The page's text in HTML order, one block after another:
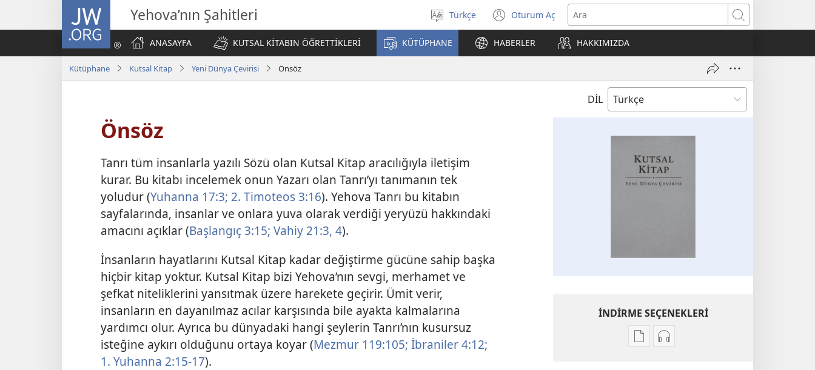
JW.ORG Yehova’nın Şahitleri
Dil
seçin
Türkçe Oturum Aç
(yeni
pencere
açar)
Ara
ANASAYFA
KUTSAL KİTABIN ÖĞRETTİKLERİ KÜTÜPHANE HABERLER HAKKIMIZDA
Kütüphane Kutsal Kitap Yeni Dünya Çevirisi Önsöz
DİL
Önsöz
Tanrı tüm insanlarla yazılı Sözü olan Kutsal Kitap aracılığıyla iletişim
kurar. Bu kitabı incelemek onun Yazarı olan Tanrı’yı tanımanın tek
yoludur (Yuhanna 17:3; 2. Timoteos 3:16). Yehova Tanrı bu kitabın
sayfalarında, insanlar ve onlara yuva olarak verdiği yeryüzü hakkındaki
amacını açıklar (Başlangıç 3:15; Vahiy 21:3, 4).
İnsanların hayatlarını Kutsal Kitap kadar değiştirme gücüne sahip başka
hiçbir kitap yoktur. Kutsal Kitap bizi Yehova’nın sevgi, merhamet ve
şefkat niteliklerini yansıtmak üzere harekete geçirir. Ümit verir,
insanların en dayanılmaz acılar karşısında bile ayakta kalmalarına
yardımcı olur. Ayrıca bu dünyadaki hangi şeylerin Tanrı’nın kusursuz
isteğine aykırı olduğunu ortaya koyar (Mezmur 119:105; İbraniler 4:12;
1. Yuhanna 2:15-17).
İNDİRME SEÇENEKLERİ
DijitalSes